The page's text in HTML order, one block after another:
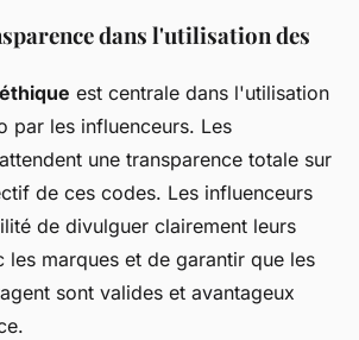
dans l'utilisation des
éthique est centrale dans l'utilisation
par les influenceurs. Les
une transparence totale sur
de ces codes. Les influenceurs
de divulguer clairement leurs
les marques et de garantir que les
sont valides et avantageux